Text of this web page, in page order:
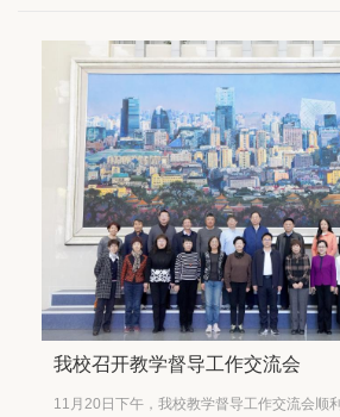
我校召开教学督导工作交流会
11月20日下午，我校教学督导工作交流会顺